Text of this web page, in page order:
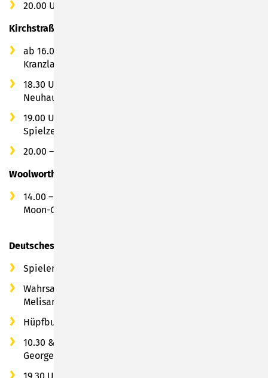
20.00 Uhr: Großer Feuerzauber
Kirchstraße
ab 16.00 Uhr: Aktionen vom Verein "Dös Sumbarcher
Kranzla e.V."
18.30 Uhr: Standkonzert mit dem Musikverein
Neuhaus-Schierschnitz e.V.
19.00 Uhr: Bieranstich durch den Bürgermeister der
Spielzeugstadt Sonneberg Dr. Heiko Voigt
20.00 – 24.00 Uhr: Live Musik mit der Band „Rock 69“
Woolworth
14.00 – 18.00 Uhr: Vergnügungspark & Almbetrieb mit
Moon-Circus
Deutsches Spielzeugmuseum
Spielen wie früher am Weltkindertag - Draußenspiele
Wahrsagerey & Kinderschminkerey mit Maccarius und
Melisande von Haidenheym
Hüpfburg-Spaß vom Hübu-Team Neustadt
10.30 & 14.30 Uhr Kinderführungen mit Roland von
Georgenberg